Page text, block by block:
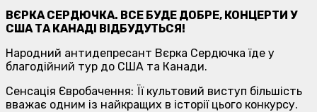
ВЄРКА СЕРДЮЧКА. ВСЕ БУДЕ ДОБРЕ, КОНЦЕРТИ У
США ТА КАНАДІ ВІДБУДУТЬСЯ!
Народний антидепресант Вєрка Сердючка їде у
благодійний тур до США та Канади.
Сенсація Євробачення: Її культовий виступ більшість
вважає одним із найкращих в історії цього конкурсу.